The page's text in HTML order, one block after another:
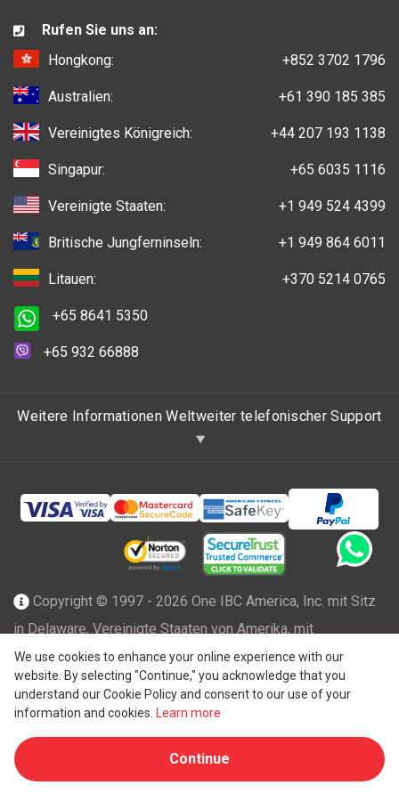
We use cookies to enhance your online experience with our
website. By selecting "Continue," you acknowledge that you
understand our Cookie Policy and consent to our use of your
information and cookies.
Learn more
Continue
Rufen Sie uns an:
Hongkong:
+852 3702 1796
Australien: +61 390 185 385
Vereinigtes Königreich: +44 207 193 1138
Singapur: +65 6035 1116
Vereinigte Staaten: +1 949 524 4399
Britische Jungferninseln: +1 949 864 6011
Litauen: +370 5214 0765
+65 8641 5350
+65 932 66888
Weitere Informationen Weltweiter telefonischer Support
Copyright © 1997 - 2026 One IBC America, Inc. mit Sitz
in Delaware, Vereinigte Staaten von Amerika, mit
beschränkter Haftung und Mitgliedsfirma des One IBC
Netzwerks einer unabhängigen und separaten juristischen
Person, die mit der One IBC Group ("
einer Schweizer Einheit, verbunden ist. Alle Rechte
vorbehalten. Weitere Informationen finden Sie unter